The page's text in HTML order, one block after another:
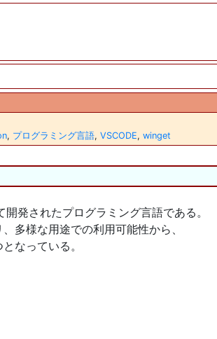
, プログラミング言語, VSCODE, winget
発されたプログラミング言語である。
多様な用途での利用可能性から、
なっている。